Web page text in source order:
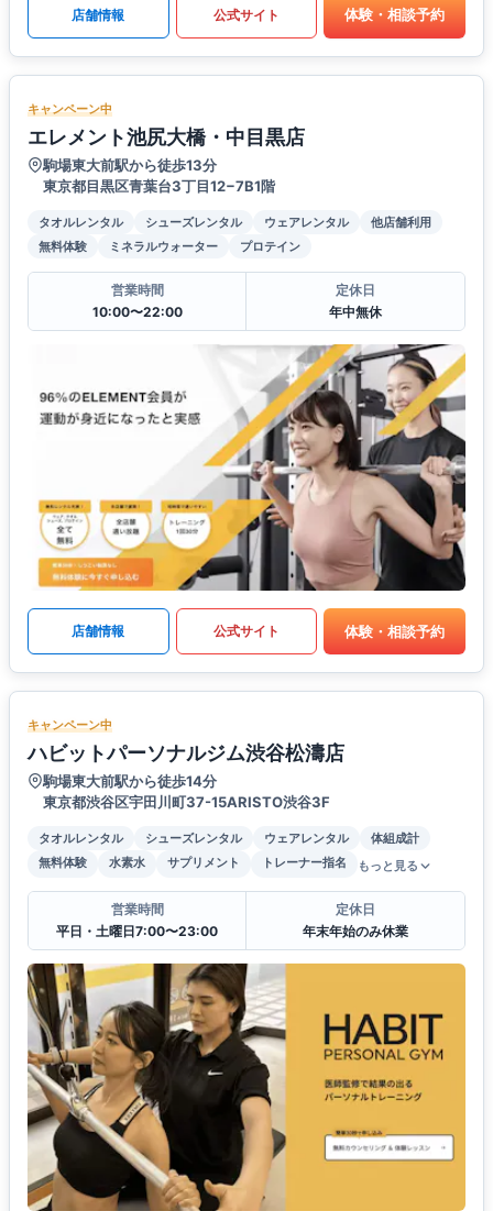
店舗情報 公式サイト 体験・相談予約
キャンペーン中
エレメント池尻大橋・中目黒店
駒場東大前駅から徒歩13分
東京都目黒区青葉台3丁目12−7B1階
タオルレンタル シューズレンタル ウェアレンタル
他店舗利用
無料体験
ミネラルウォーター プロテイン
営業時間
10:00〜22:00
定休日
年中無休
店舗情報 公式サイト 体験・相談予約
キャンペーン中
ハビットパーソナルジム渋谷松濤店
駒場東大前駅から徒歩14分
東京都渋谷区宇田川町37-15ARISTO渋谷3F
タオルレンタル シューズレンタル ウェアレンタル
体組成計
無料体験
水素水 サプリメント トレーナー指名 もっと見る
営業時間
平日・土曜日7:00〜23:00
定休日
年末年始のみ休業